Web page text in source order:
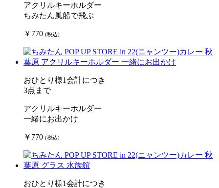
アクリルキーホルダー
ちみたん風船で飛ぶ
￥770 (税込)
おひとり様1会計につき
3点まで
アクリルキーホルダー
一緒にお出かけ
￥770 (税込)
おひとり様1会計につき